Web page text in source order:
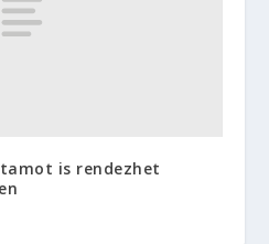
is rendezhet